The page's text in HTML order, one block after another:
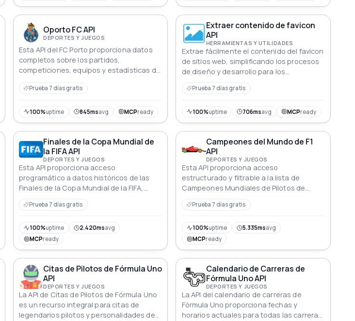
Oporto FC API
DEPORTES Y JUEGOS
Esta API del FC Porto proporciona datos
completos sobre los partidos,
competiciones, equipos y estadísticas de
los jugadores del FC Porto en varias ligas
y torneos.
Prueba 7 días gratis
100%uptime 845msavg MCPready
Extraer contenido de favicon
API
HERRAMIENTAS Y UTILIDADES
Extrae fácilmente el contenido del favicon
de sitios web, simplificando los procesos
de diseño y desarrollo para los
desarrolladores
Prueba 7 días gratis
100%uptime 706msavg MCPready
Finales de la Copa Mundial de
la FIFA API
DEPORTES Y JUEGOS
Esta API proporciona acceso
programático a datos históricos de las
Finales de la Copa Mundial de la FIFA,
permitiendo a los desarrolladores
recuperar detalles como años,
información relacionada con los partidos
a través de consultas flexibles y precisas.
Prueba 7 días gratis
100%uptime 2.420msavg
MCPready
Campeones del Mundo de F1
API
DEPORTES Y JUEGOS
Esta API proporciona acceso
estructurado y filtrable a la lista de
Campeones Mundiales de Pilotos de
Fórmula Uno por año. Permite a los
desarrolladores consultar datos del
los años disponibles para una exploración
adicional.
Prueba 7 días gratis
100%uptime 5.335msavg
MCPready
Citas de Pilotos de Fórmula Uno
API
DEPORTES Y JUEGOS
La API de Citas de Pilotos de Fórmula Uno
es un recurso integral para citas de
legendarios pilotos y personalidades de
Calendario de Carreras de
Fórmula Uno API
DEPORTES Y JUEGOS
La API del calendario de carreras de
Fórmula Uno proporciona fechas y
horarios actuales para todas las carreras